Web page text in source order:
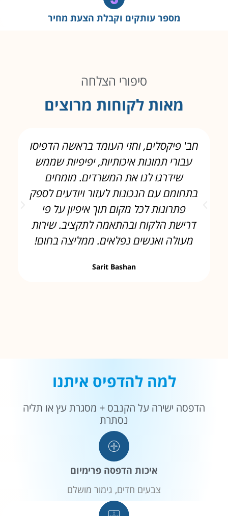
מספר עותקים וקבלת הצעת מחיר
סיפורי הצלחה
מאות לקוחות מרוצים
חב' פיקסלים, וחזי העומד בראשה הדפיסו
עבורי תמונות איכותיות, יפיפיות שממש
שידרגו לנו את המשרדים. מומחים
בתחומם עם הנכונות לעזור ויודעים לספק
פתרונות לכל מקום תוך איפיון על פי
דרישת הלקוח ובהתאמה לתקציב. שירות
מעולה ואנשים נפלאים. ממליצה בחום!
Sarit Bashan
למה להדפיס איתנו
הדפסה ישירה על הקנבס + מסגרת עץ או תליה
נסתרת
איכות הדפסה פרימיום
צבעים חדים, גימור מושלם